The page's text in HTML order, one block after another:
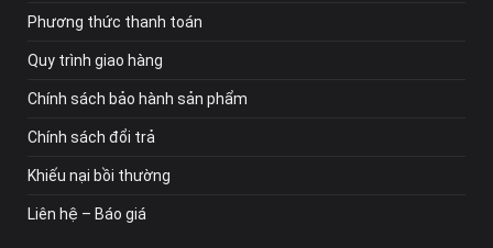
Phương thức thanh toán
Quy trình giao hàng
Chính sách bảo hành sản phẩm
Chính sách đổi trả
Khiếu nại bồi thường
Liên hệ – Báo giá